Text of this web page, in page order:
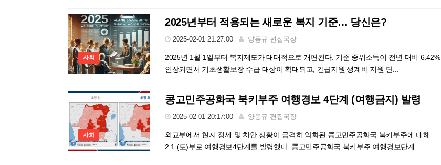
사회
2025년부터 적용되는 새로운 복지 기준… 당신은?
2025-02-01 21:27:00 양동규 편집국장
2025년 1월 1일부터 복지제도가 대대적으로 개편된다. 기준 중위소득이 전년 대비 6.42%
인상되면서 기초생활보장 수급 대상이 확대되고, 긴급지원 생계비 지원 단...
사회
콩고민주공화국 북키부주 여행경보 4단계 (여행금지) 발령
2025-02-01 20:17:00 양동규 편집국장
외교부에서 현지 정세 및 치안 상황이 급격히 악화된 콩고민주공화국 북키부주에 대해
2.1.(토)부로 여행경보4단계를 발령했다. 콩고민주공화국 북키부주 여행경보단계...